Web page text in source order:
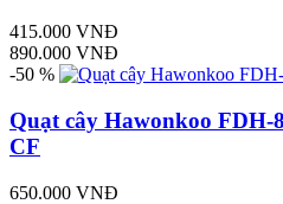
415.000 VNĐ
890.000 VNĐ
-50 %
Quạt cây Hawonkoo
CF
650.000 VNĐ